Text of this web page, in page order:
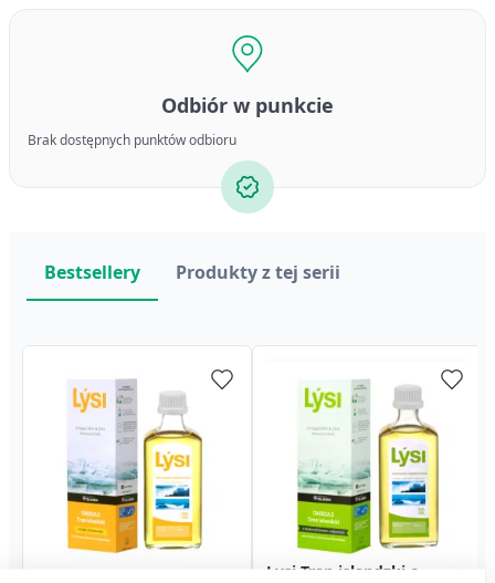
Odbiór w punkcie
Brak dostępnych punktów odbioru
Lysi Tran islandzki o
Bestsellery Produkty z tej serii